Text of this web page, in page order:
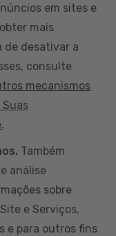
em sites e
mais
de desativar a
consulte
mecanismos
Suas
.
Também
análise
sobre
e Serviços,
e para outros fins